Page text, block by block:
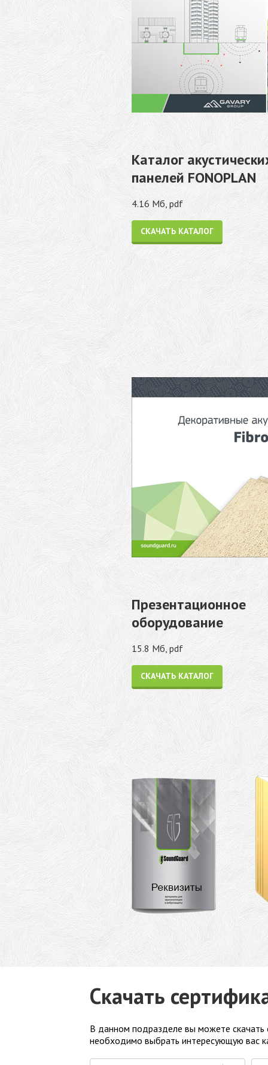
Каталог
панелей FONOPLAN
4.16 Мб, pdf
СКАЧАТЬ КАТАЛОГ
Презентационное
оборудование
15.8 Мб, pdf
СКАЧАТЬ КАТАЛОГ
Скачать
В данном подразделе вы можете скачать
необходимо выбрать интересующую вас